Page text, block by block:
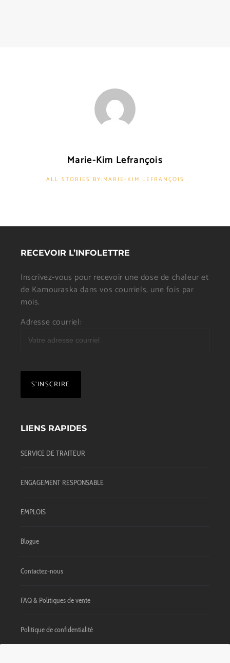
Marie-Kim Lefrançois
ALL STORIES BY:MARIE-KIM LEFRANÇOIS
RECEVOIR L’INFOLETTRE
Inscrivez-vous pour recevoir une dose de chaleur et
de Kamouraska dans vos courriels, une fois par
mois.
Adresse courriel:
LIENS RAPIDES
SERVICE DE TRAITEUR
ENGAGEMENT RESPONSABLE
EMPLOIS
Blogue
Contactez-nous
FAQ & Politiques de vente
Politique de confidentialité